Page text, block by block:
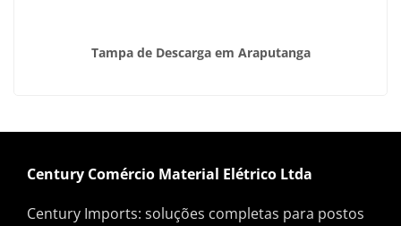
Tampa de Descarga em Araputanga
Century Comércio Material Elétrico Ltda
Century Imports: soluções completas para postos